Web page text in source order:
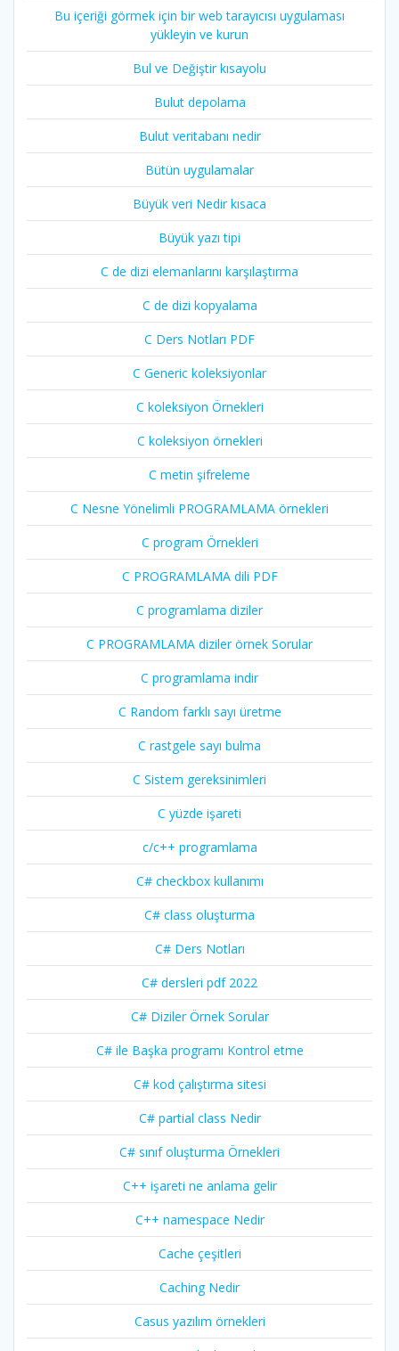
Bu içeriği görmek için bir web tarayıcısı uygulaması
yükleyin ve kurun
Bul ve Değiştir kısayolu
Bulut depolama
Bulut veritabanı nedir
Bütün uygulamalar
Büyük veri Nedir kısaca
Büyük yazı tipi
C de dizi elemanlarını karşılaştırma
C de dizi kopyalama
C Ders Notları PDF
C Generic koleksiyonlar
C koleksiyon Örnekleri
C koleksiyon örnekleri
C metin şifreleme
C Nesne Yönelimli PROGRAMLAMA örnekleri
C program Örnekleri
C PROGRAMLAMA dili PDF
C programlama diziler
C PROGRAMLAMA diziler örnek Sorular
C programlama indir
C Random farklı sayı üretme
C rastgele sayı bulma
C Sistem gereksinimleri
C yüzde işareti
c/c++ programlama
C# checkbox kullanımı
C# class oluşturma
C# Ders Notları
C# dersleri pdf 2022
C# Diziler Örnek Sorular
C# ile Başka programı Kontrol etme
C# kod çalıştırma sitesi
C# partial class Nedir
C# sınıf oluşturma Örnekleri
C++ işareti ne anlama gelir
C++ namespace Nedir
Cache çeşitleri
Caching Nedir
Casus yazılım örnekleri